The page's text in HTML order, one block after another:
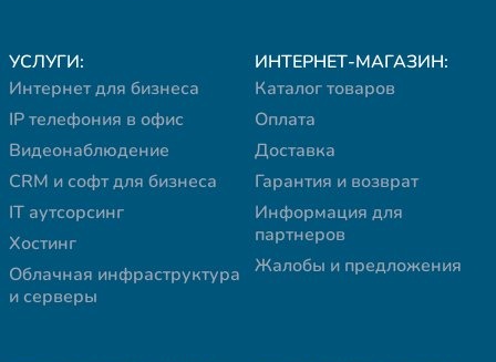
УСЛУГИ:
Интернет для бизнеса
IP телефония в офис
Видеонаблюдение
CRM и софт для бизнеса
IT аутсорсинг
Хостинг
Облачная инфраструктура
и серверы
ИНТЕРНЕТ-МАГАЗИН:
Каталог товаров
Оплата
Доставка
Гарантия и возврат
Информация для
партнеров
Жалобы и предложения